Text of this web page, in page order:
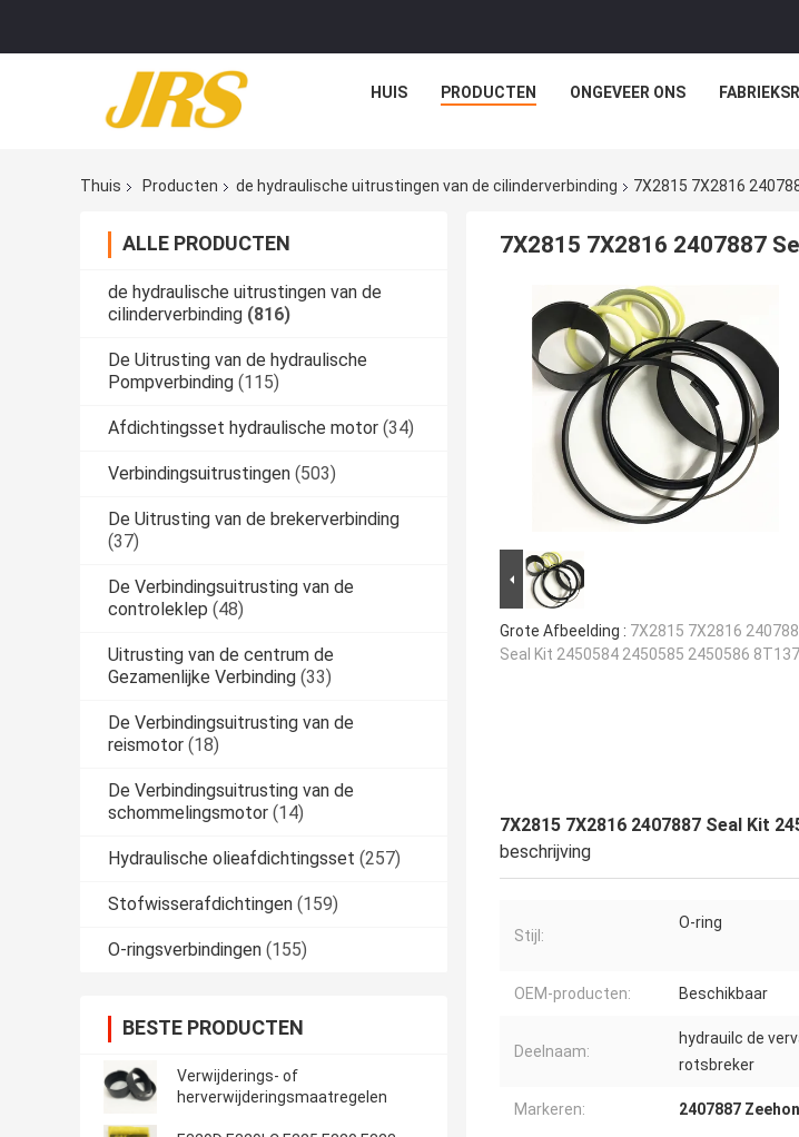
HUIS PRODUCTEN ONGEVEER ONS
Thuis Producten de hydraulische uitrustingen van de cilinderverbinding 7X2815 7X2816
ALLE PRODUCTEN
de hydraulische uitrustingen van de
cilinderverbinding (816)
De Uitrusting van de hydraulische
Pompverbinding (115)
Afdichtingsset hydraulische motor (34)
Verbindingsuitrustingen (503)
De Uitrusting van de brekerverbinding
(37)
De Verbindingsuitrusting van de
controleklep (48)
Uitrusting van de centrum de
Gezamenlijke Verbinding (33)
De Verbindingsuitrusting van de
reismotor (18)
De Verbindingsuitrusting van de
schommelingsmotor (14)
Hydraulische olieafdichtingsset (257)
Stofwisserafdichtingen (159)
O-ringsverbindingen (155)
BESTE PRODUCTEN
Verwijderings- of
herverwijderingsmaatregelen
7X2815 7X2816 2407887
Grote Afbeelding : 7X2815 7X2816
Seal Kit 2450584 2450585 2450586
7X2815 7X2816 2407887 Seal Kit
beschrijving
Stijl:
O-ring
OEM-producten: Beschikbaar
Deelnaam:
hydrauilc de
rotsbreker
Markeren: 2407887